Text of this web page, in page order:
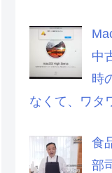
中
時
なくて、ワタ
食
部